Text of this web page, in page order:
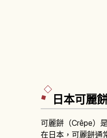
日本可麗
可麗餅（Crêpe）
在日本，可麗餅通